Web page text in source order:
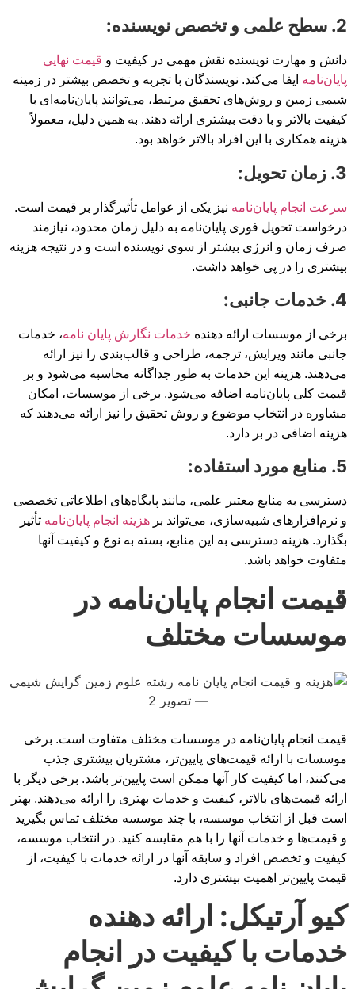
2. سطح علمی و تخصص نویسنده:
دانش و مهارت نویسنده نقش مهمی در کیفیت و قیمت نهایی
پایان‌نامه ایفا می‌کند. نویسندگان با تجربه و تخصص بیشتر در زمینه
شیمی زمین و روش‌های تحقیق مرتبط، می‌توانند پایان‌نامه‌ای با
کیفیت بالاتر و با دقت بیشتری ارائه دهند. به همین دلیل، معمولاً
هزینه همکاری با این افراد بالاتر خواهد بود.
3. زمان تحویل:
سرعت انجام پایان‌نامه نیز یکی از عوامل تأثیرگذار بر قیمت است.
درخواست تحویل فوری پایان‌نامه به دلیل زمان محدود، نیازمند
صرف زمان و انرژی بیشتر از سوی نویسنده است و در نتیجه هزینه
بیشتری را در پی خواهد داشت.
4. خدمات جانبی:
برخی از موسسات ارائه دهنده خدمات نگارش پایان نامه، خدمات
جانبی مانند ویرایش، ترجمه، طراحی و قالب‌بندی را نیز ارائه
می‌دهند. هزینه این خدمات به طور جداگانه محاسبه می‌شود و بر
قیمت کلی پایان‌نامه اضافه می‌شود. برخی از موسسات، امکان
مشاوره در انتخاب موضوع و روش تحقیق را نیز ارائه می‌دهند که
هزینه اضافی در بر دارد.
5. منابع مورد استفاده:
دسترسی به منابع معتبر علمی، مانند پایگاه‌های اطلاعاتی تخصصی
و نرم‌افزارهای شبیه‌سازی، می‌تواند بر هزینه انجام پایان‌نامه تأثیر
بگذارد. هزینه دسترسی به این منابع، بسته به نوع و کیفیت آنها
متفاوت خواهد باشد.
قیمت انجام پایان‌نامه در
موسسات مختلف
قیمت انجام پایان‌نامه در موسسات مختلف متفاوت است. برخی
موسسات با ارائه قیمت‌های پایین‌تر، مشتریان بیشتری جذب
می‌کنند، اما کیفیت کار آنها ممکن است پایین‌تر باشد. برخی دیگر با
ارائه قیمت‌های بالاتر، کیفیت و خدمات بهتری را ارائه می‌دهند. بهتر
است قبل از انتخاب موسسه، با چند موسسه مختلف تماس بگیرید
و قیمت‌ها و خدمات آنها را با هم مقایسه کنید. در انتخاب موسسه،
کیفیت و تخصص افراد و سابقه آنها در ارائه خدمات با کیفیت، از
قیمت پایین‌تر اهمیت بیشتری دارد.
کیو آرتیکل: ارائه دهنده
خدمات با کیفیت در انجام